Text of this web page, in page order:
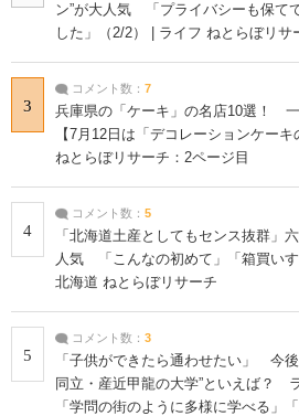
ン”が大人気 「プライバシーも保て
した」（2/2） | ライフ ねとらぼリサ
3
コメント数： 7
兵庫県の「ケーキ」の名店10選！
【7月12日は「デコレーションケー
ねとらぼリサーチ：2ページ目
4
コメント数： 5
「北海道土産としてもセンス抜群」
人気 「こんなの初めて」「箱買いす
北海道 ねとらぼリサーチ
5
コメント数： 3
「子供ができたら通わせたい」 今
同立・産近甲龍の大学”といえば？
「学問の街のように多様に学べる」